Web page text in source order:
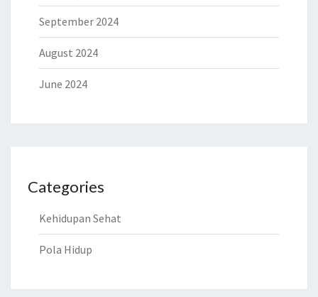
September 2024
August 2024
June 2024
Categories
Kehidupan Sehat
Pola Hidup